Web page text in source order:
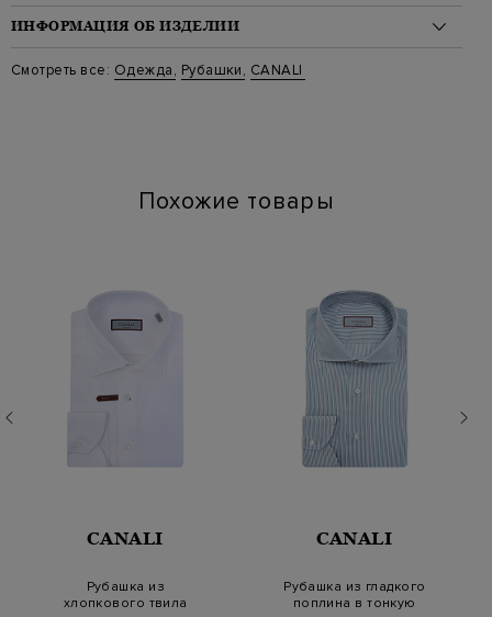
ИНФОРМАЦИЯ ОБ ИЗДЕЛИИ
Материал: хлопок 100%
Стиль: Классические, Полоска
Смотреть все: Одежда, Рубашки, CANALI
Похожие товары
CANALI
Рубашка из
хлопкового твила
CANALI
Рубашка из гладкого
поплина в тонкую